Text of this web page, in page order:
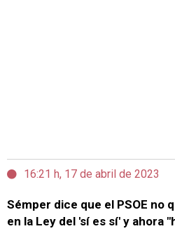
16:21 h, 17 de abril de 2023
Sémper dice que el PSOE no
en la Ley del 'sí es sí' y ahora